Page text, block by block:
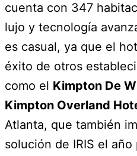
cuenta con 347
lujo y tecnología
es casual, ya que el
éxito de otros
como el Kimpton De
Kimpton Overland
Atlanta, que también
solución de IRIS el